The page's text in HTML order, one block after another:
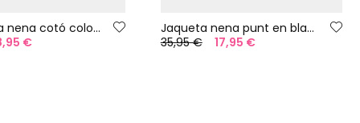
Samarreta nena cotó color blanc
€
Jaqueta nena punt en blanc
35,95 €
17,95 €